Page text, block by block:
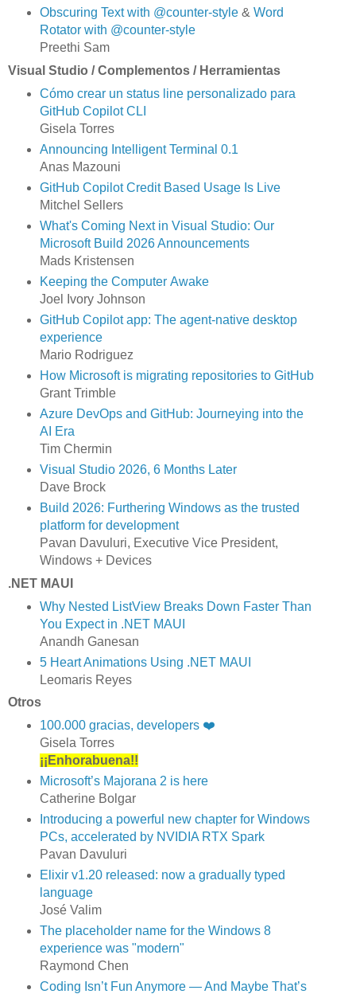
Obscuring Text with @counter-style& Word
Rotator with @counter-style
Preethi Sam
Visual Studio / Complementos / Herramientas
Cómo crear un status line personalizado para
GitHub Copilot CLI
Gisela Torres
Announcing Intelligent Terminal 0.1
Anas Mazouni
GitHub Copilot Credit Based Usage Is Live
Mitchel Sellers
What's Coming Next in Visual Studio: Our
Microsoft Build 2026 Announcements
Mads Kristensen
Keeping the Computer Awake
Joel Ivory Johnson
GitHub Copilot app: The agent-native desktop
experience
Mario Rodriguez
How Microsoft is migrating repositories to GitHub
Grant Trimble
Azure DevOps and GitHub: Journeying into the
AI Era
Tim Chermin
Visual Studio 2026, 6 Months Later
Dave Brock
Build 2026: Furthering Windows as the trusted
platform for development
Pavan Davuluri, Executive Vice President,
Windows + Devices
.NET MAUI
Why Nested ListView Breaks Down Faster Than
You Expect in .NET MAUI
Anandh Ganesan
5 Heart Animations Using .NET MAUI
Leomaris Reyes
Otros
100.000 gracias, developers ❤️
Gisela Torres
¡¡Enhorabuena!!
Microsoft’s Majorana 2 is here
Catherine Bolgar
Introducing a powerful new chapter for Windows
PCs, accelerated by NVIDIA RTX Spark
Pavan Davuluri
Elixir v1.20 released: now a gradually typed
language
José Valim
The placeholder name for the Windows 8
experience was "modern"
Raymond Chen
Coding Isn’t Fun Anymore — And Maybe That’s